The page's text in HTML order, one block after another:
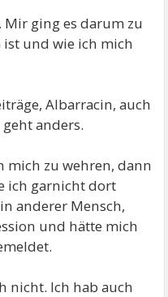
ging es darum zu
ist und wie ich mich
Albarracin, auch
anders.
mich zu wehren, dann
ich garnicht dort
anderer Mensch,
und hätte mich
nicht. Ich hab auch